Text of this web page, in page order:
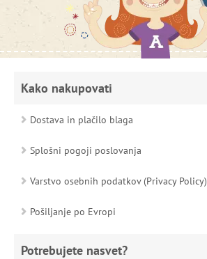
Kako nakupovati
Dostava in plačilo blaga
Splošni pogoji poslovanja
Varstvo osebnih podatkov (Privacy Policy)
Pošiljanje po Evropi
Potrebujete nasvet?